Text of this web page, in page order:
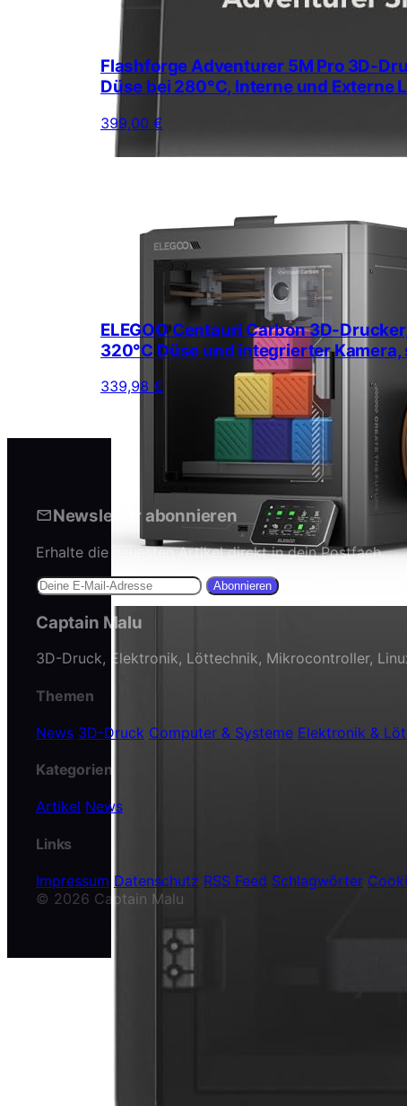
Flashforge Adventurer 5M Pro 3D-
Düse bei 280°C, Interne und
399,00 €
ELEGOO Centauri Carbon 3D-
320°C Düse und integrierter
339,98 €
Newsletter abonnieren
Erhalte die neuesten Artikel direkt in dein Postfach.
Abonnieren
Captain Malu
3D-Druck, Elektronik, Löttechnik, Mikrocontroller,
Themen
News 3D-Druck Computer & Systeme Elektronik &
Kategorien
Artikel News
Links
Impressum Datenschutz RSS Feed Schlagwörter
© 2026 Captain Malu